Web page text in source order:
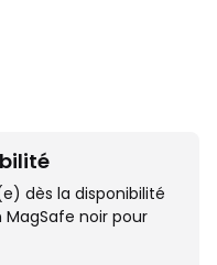
dès la disponibilité
noir pour